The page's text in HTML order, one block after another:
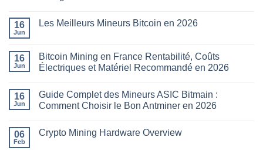
16
Jun
Les Meilleurs Mineurs Bitcoin en 2026
16
Jun
Bitcoin Mining en France Rentabilité, Coûts
Électriques et Matériel Recommandé en 2026
16
Jun
Guide Complet des Mineurs ASIC Bitmain :
Comment Choisir le Bon Antminer en 2026
06
Feb
Crypto Mining Hardware Overview